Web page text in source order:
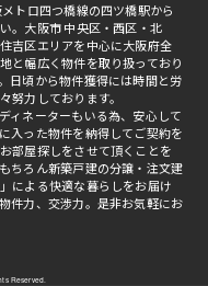
トロ四つ橋線の四ツ橋駅から
。大阪市 中央区・西区・北
吉区エリアを中心に大阪府全
と幅広く物件を取り扱っており
日頃から物件獲得には時間と労
努力しております。
ィネーターもいる為、安心して
入った物件を納得してご契約を
部屋探しをさせて頂くことを
ちろん新築戸建の分譲・注文建
による快適な暮らしをお届け
件力、交渉力。是非お気軽にお
Reserved.